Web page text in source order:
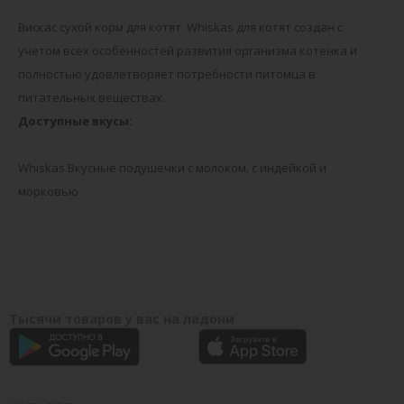
Вискас сухой корм для котят. Whiskas для котят создан с
учетом всех особенностей развития организма котенка и
полностью удовлетворяет потребности питомца в
питательных веществах.
Доступные вкусы:
Whiskas Вкусные подушечки с молоком, с индейкой и
морковью